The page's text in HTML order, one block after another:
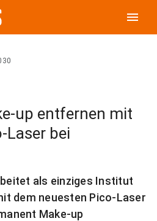
menu
up entfernen mit
Laser bei
als einziges Institut
dem neuesten Pico-Laser
Make-up